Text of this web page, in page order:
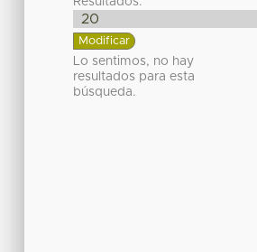
Lo sentimos, no hay
resultados para esta
búsqueda.